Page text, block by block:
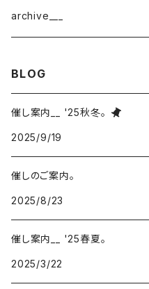
border
220-120
220-60
160-60
cotton × wool
block
220-120
220-60
織物
チェック
ストライプ
ボーダー
archive___
BLOG
催し案内__ '25秋冬。
2025/9/19
催しのご案内。
2025/8/23
催し案内__ '25春夏。
2025/3/22